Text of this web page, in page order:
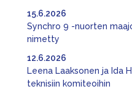
Synchro 9 -nuorten
nimetty
15.6.2026
Leena Laaksonen ja Ida
teknisiin komiteoihin
12.6.2026